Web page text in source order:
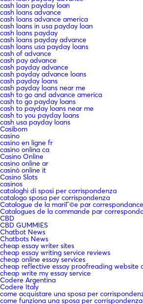
cash loan payday loan
cash loans advance
cash loans advance america
cash loans in usa payday loan
cash loans payday
cash loans payday advance
cash loans usa payday loans
cash of advance
cash pay advance
cash payday advance
cash payday advance loans
cash payday loans
cash payday loans near me
cash to go and advance america
cash to go payday loans
cash to payday loans near me
cash to you payday loans
cash usa payday loans
Casibom
casino
casino en ligne fr
casino onlina ca
Casino Online
casino online ar
casinò online it
Casino Slots
casinos
cataloghi di sposi per corrispondenza
catalogo sposa per corrispondenza
Catalogue de la mariГ©e par correspondance
Catalogues de la commande par
CBD
CBD GUMMIES
Chatbot News
Chatbots News
cheap essay writer sites
cheap essay writing service reviews
cheap online essay services
cheap reflective essay proofreading website
cheap write my essay service
Codere Argentina
Codere Italy
come acquistare una sposa per
come funziona una sposa per corrispondenza